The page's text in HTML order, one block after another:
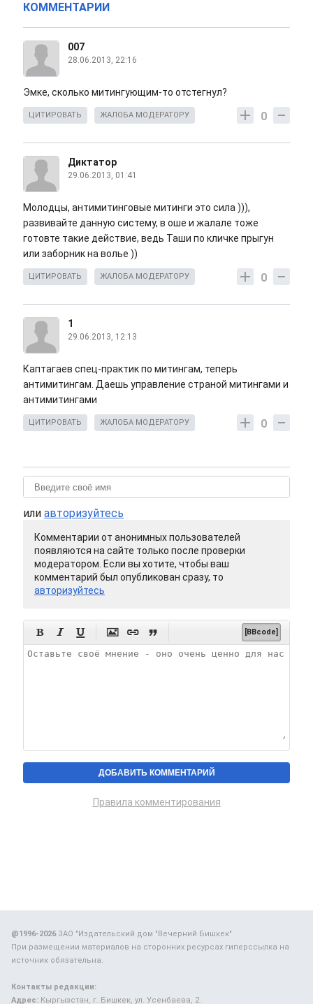
КОММЕНТАРИИ
007
28.06.2013, 22:16
Эмке, сколько митингующим-то отстегнул?
0
ЦИТИРОВАТЬ ЖАЛОБА МОДЕРАТОРУ
Диктатор
29.06.2013, 01:41
Молодцы, антимитинговые митинги это сила ))),
развивайте данную систему, в оше и жалале тоже
готовте такие действие, ведь Таши по кличке прыгун
или заборник на волье ))
0
ЦИТИРОВАТЬ ЖАЛОБА МОДЕРАТОРУ
1
29.06.2013, 12:13
Каптагаев спец-практик по митингам, теперь
антимитингам. Даешь управление страной митингами и
антимитингами
0
ЦИТИРОВАТЬ ЖАЛОБА МОДЕРАТОРУ
или авторизуйтесь
Комментарии от анонимных пользователей
появляются на сайте только после проверки
модератором. Если вы хотите, чтобы ваш
комментарий был опубликован сразу, то
авторизуйтесь
      [BBcode]
Правила комментирования
@1996-2026ЗАО "Издательский дом "Вечерний Бишкек"
При размещении материалов на сторонних ресурсах гиперссылка на
источник обязательна.
Контакты редакции:
Адрес: Кыргызстан, г. Бишкек, ул. Усенбаева, 2.